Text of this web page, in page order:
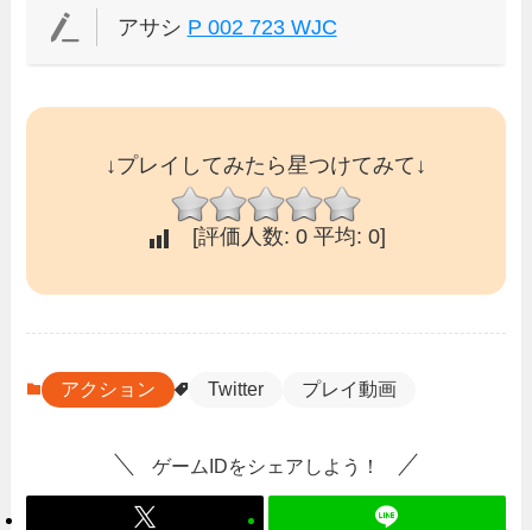
アサシ P 002 723 WJC
↓プレイしてみたら星つけてみて↓
[評価人数: 0平均: 0]
アクション Twitter プレイ動画
ゲームIDをシェアしよう！